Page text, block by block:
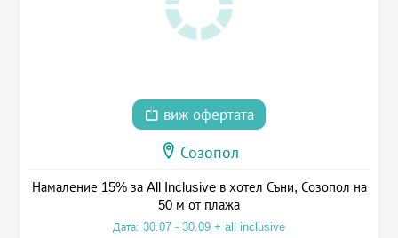
виж офертата
Созопол
Намаление 15% за All Inclusive в хотел Съни, Созопол на
50 м от плажа
Дата: 30.07 - 30.09 + all inclusive